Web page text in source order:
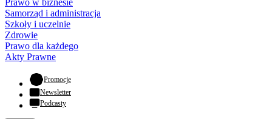
Prawo w biznesie
Samorząd i administracja
Szkoły i uczelnie
Zdrowie
Prawo dla każdego
Akty Prawne
Promocje- otwiera się w nowej karcie
Newsletter
Podcasty